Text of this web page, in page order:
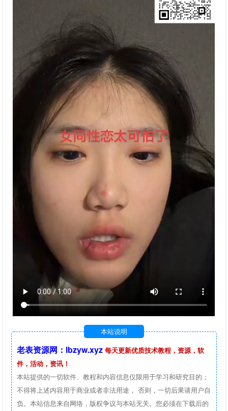
本站说明
老表资源网：lbzyw.xyz 每天更新优质技术教程，资源，软
件，活动，资讯！
本站提供的一切软件、教程和内容信息仅限用于学习和研究目的；
不得将上述内容用于商业或者非法用途， 否则，一切后果请用户自
负。本站信息来自网络，版权争议与本站无关。您必须在下载后的